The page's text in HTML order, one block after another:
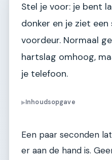
Stel je voor: je bent
donker en je ziet
voordeur. Normaal
hartslag omhoog,
je telefoon.
▶Inhoudsopgave
Een paar seconden
er aan de hand is.